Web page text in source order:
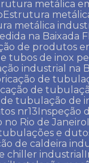
metálica
Estrutura
metálica
na Baixada
de produtos
tubos de inox
industrial na
de
de
de tubulação de
nr13 Inspeção
Rio de Janeiro
e
de caldeira
chiller industrial